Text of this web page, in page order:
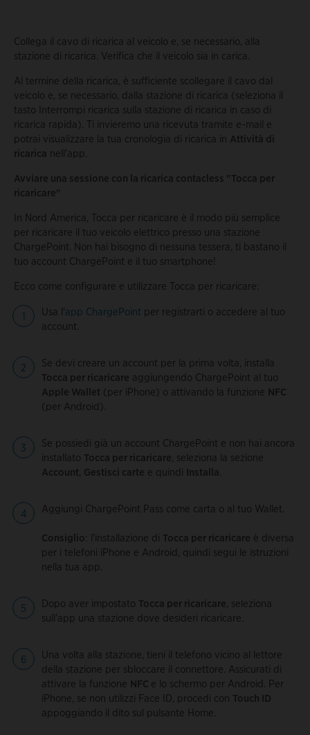
Collega il cavo di ricarica al veicolo e, se necessario, alla
stazione di ricarica. Verifica che il veicolo sia in carica.
Al termine della ricarica, è sufficiente scollegare il cavo dal
veicolo e, se necessario, dalla stazione di ricarica (seleziona il
tasto Interrompi ricarica sulla stazione di ricarica in caso di
ricarica rapida). Ti invieremo una ricevuta tramite e-mail e
potrai visualizzare la tua cronologia di ricarica in Attività di
ricarica nell'app.
Avviare una sessione con la ricarica contacless "Tocca per
ricaricare"
In Nord America, Tocca per ricaricare è il modo più semplice
per ricaricare il tuo veicolo elettrico presso una stazione
ChargePoint. Non hai bisogno di nessuna tessera, ti bastano il
tuo account ChargePoint e il tuo smartphone!
Ecco come configurare e utilizzare Tocca per ricaricare:
Usa l'app ChargePoint per registrarti o accedere al tuo
account.
Se devi creare un account per la prima volta, installa
Tocca per ricaricare aggiungendo ChargePoint al tuo
Apple Wallet (per iPhone) o attivando la funzione NFC
(per Android).
Se possiedi già un account ChargePoint e non hai ancora
installato Tocca per ricaricare, seleziona la sezione
Account, Gestisci carte e quindi Installa.
Aggiungi ChargePoint Pass come carta o al tuo Wallet.
Consiglio: l'installazione di Tocca per ricaricare è diversa
per i telefoni iPhone e Android, quindi segui le istruzioni
nella tua app.
Dopo aver impostato Tocca per ricaricare, seleziona
sull'app una stazione dove desideri ricaricare.
Una volta alla stazione, tieni il telefono vicino al lettore
della stazione per sbloccare il connettore. Assicurati di
attivare la funzione NFC e lo schermo per Android. Per
iPhone, se non utilizzi Face ID, procedi con Touch ID
appoggiando il dito sul pulsante Home.